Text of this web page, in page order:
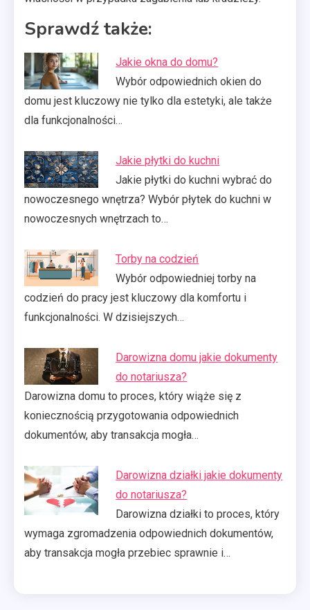
Sprawdź także:
Jakie okna do domu?
Wybór odpowiednich okien do
domu jest kluczowy nie tylko dla estetyki, ale także
dla funkcjonalności…
Jakie płytki do kuchni
Jakie płytki do kuchni wybrać do
nowoczesnego wnętrza? Wybór płytek do kuchni w
nowoczesnych wnętrzach to…
Torby na codzień
Wybór odpowiedniej torby na
codzień do pracy jest kluczowy dla komfortu i
funkcjonalności. W dzisiejszych…
Darowizna domu jakie dokumenty
do notariusza?
Darowizna domu to proces, który wiąże się z
koniecznością przygotowania odpowiednich
dokumentów, aby transakcja mogła…
Darowizna działki jakie dokumenty
do notariusza?
Darowizna działki to proces, który
wymaga zgromadzenia odpowiednich dokumentów,
aby transakcja mogła przebiec sprawnie i…